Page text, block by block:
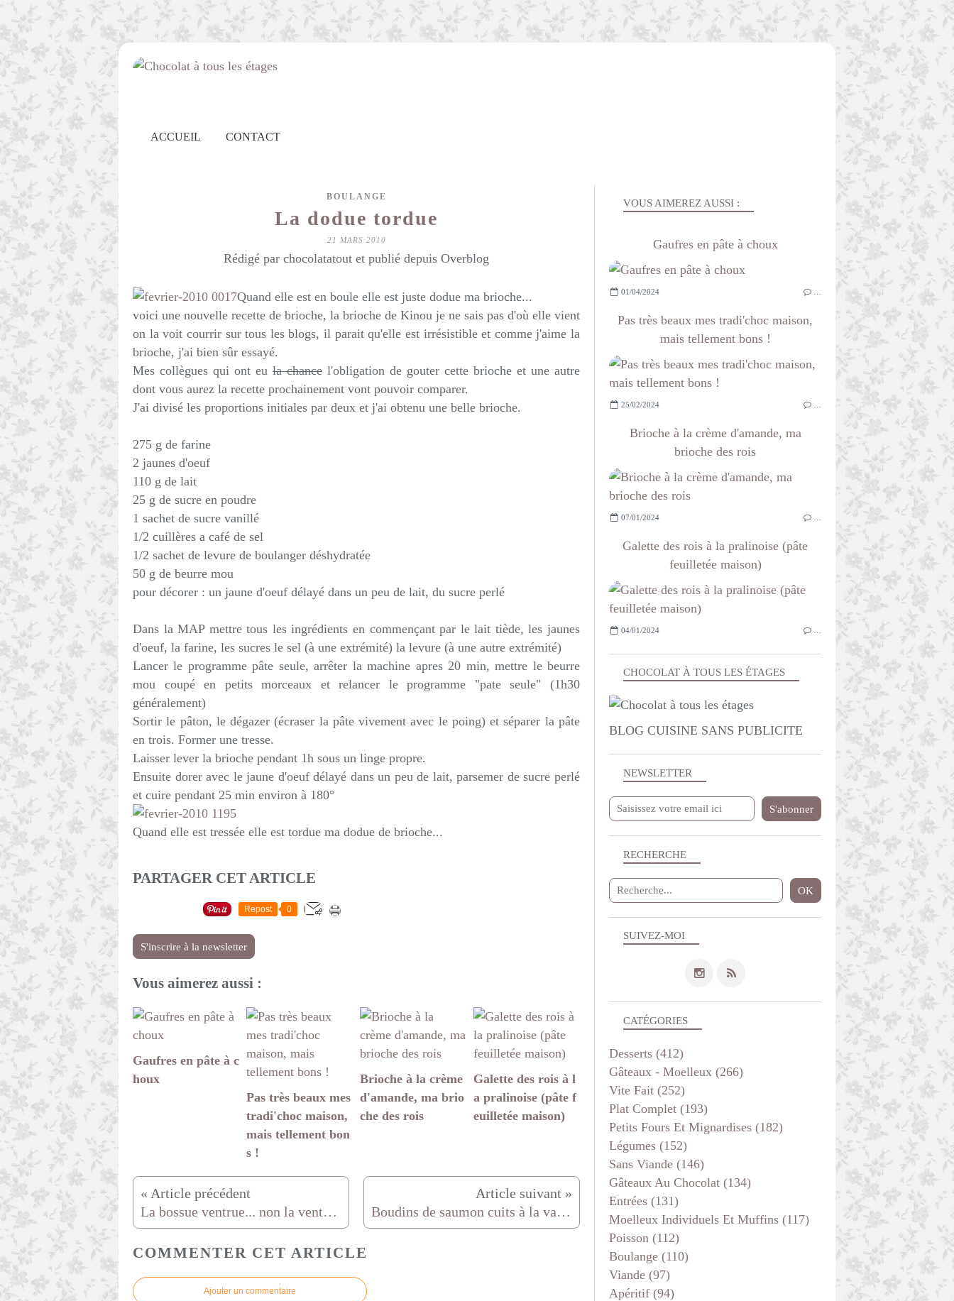
ACCUEIL CONTACT
BOULANGE
La dodue tordue
21 MARS 2010
Rédigé par chocolatatout et publié depuis Overblog
Quand elle est en boule elle est juste dodue ma brioche...
voici une nouvelle recette de brioche, la brioche de Kinou je ne sais pas d'où elle vient
on la voit courrir sur tous les blogs, il parait qu'elle est irrésistible et comme j'aime la
brioche, j'ai bien sûr essayé.
Mes collègues qui ont eu la chance l'obligation de gouter cette brioche et une autre
dont vous aurez la recette prochainement vont pouvoir comparer.
J'ai divisé les proportions initiales par deux et j'ai obtenu une belle brioche.
275 g de farine
2 jaunes d'oeuf
110 g de lait
25 g de sucre en poudre
1 sachet de sucre vanillé
1/2 cuillères a café de sel
1/2 sachet de levure de boulanger déshydratée
50 g de beurre mou
pour décorer : un jaune d'oeuf délayé dans un peu de lait, du sucre perlé
Dans la MAP mettre tous les ingrédients en commençant par le lait tiède, les jaunes
d'oeuf, la farine, les sucres le sel (à une extrémité) la levure (à une autre extrémité)
Lancer le programme pâte seule, arrêter la machine apres 20 min, mettre le beurre
mou coupé en petits morceaux et relancer le programme "pate seule" (1h30
généralement)
Sortir le pâton, le dégazer (écraser la pâte vivement avec le poing) et séparer la pâte
en trois. Former une tresse.
Laisser lever la brioche pendant 1h sous un linge propre.
Ensuite dorer avec le jaune d'oeuf délayé dans un peu de lait, parsemer de sucre perlé
et cuire pendant 25 min environ à 180°
Quand elle est tressée elle est tordue ma dodue de brioche...
PARTAGER CET ARTICLE
Repost 0
S'inscrire à la newsletter
Vous aimerez aussi :
Gaufres en pâte à c
houx
Pas très beaux mes
tradi'choc maison,
mais tellement bon
s !
Brioche à la crème
d'amande, ma brio
che des rois
Galette des rois à l
a pralinoise (pâte f
euilletée maison)
La bossue ventrue... non la ventrue bossue Boudins de saumon cuits à la vapeur sauce crémeuse aux champignons
COMMENTER CET ARTICLE
Ajouter un commentaire
NEWSLETTER
SUIVEZ-MOI
RECHERCHE
CHOCOLAT À TOUS LES ÉTAGES
BLOG CUISINE SANS PUBLICITE
VOUS AIMEREZ AUSSI :
Gaufres en pâte à choux
01/04/2024
Pas très beaux mes tradi'choc maison,
mais tellement bons !
25/02/2024
Brioche à la crème d'amande, ma
brioche des rois
07/01/2024
Galette des rois à la pralinoise (pâte
feuilletée maison)
04/01/2024
CATÉGORIES
Desserts (412)
Gâteaux - Moelleux (266)
Vite Fait (252)
Plat Complet (193)
Petits Fours Et Mignardises (182)
Légumes (152)
Sans Viande (146)
Gâteaux Au Chocolat (134)
Entrées (131)
Moelleux Individuels Et Muffins (117)
Poisson (112)
Boulange (110)
Viande (97)
Apéritif (94)